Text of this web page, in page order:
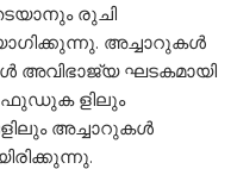
രുചി
അച്ചാറുകൾ
അവിഭാജ്യ ഘടകമായി
ഫുഡുക ളിലും
അച്ചാറുകൾ